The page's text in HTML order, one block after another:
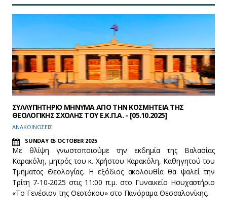
ΣΥΛΛΥΠΗΤΗΡΙΟ ΜΗΝΥΜΑ ΑΠΟ ΤΗΝ ΚΟΣΜΗΤΕΙΑ ΤΗΣ
ΘΕΟΛΟΓΙΚΗΣ ΣΧΟΛΗΣ ΤΟΥ Ε.Κ.Π.Α. - [05.10.2025]
ΑΝΑΚΟΙΝΩΣΕΙΣ
SUNDAY 05 OCTOBER 2025
Με θλίψη γνωστοποιούμε την εκδημία της Βαλασίας
Καρακόλη, μητρός του κ. Χρήστου Καρακόλη, Καθηγητού του
Τμήματος Θεολογίας. H εξόδιος ακολουθία θα ψαλεί την
Τρίτη 7-10-2025 στις 11:00 π.μ. στο Γυναικείο Ησυχαστήριο
«Το Γενέσιον της Θεοτόκου» στο Πανόραμα Θεσσαλονίκης.